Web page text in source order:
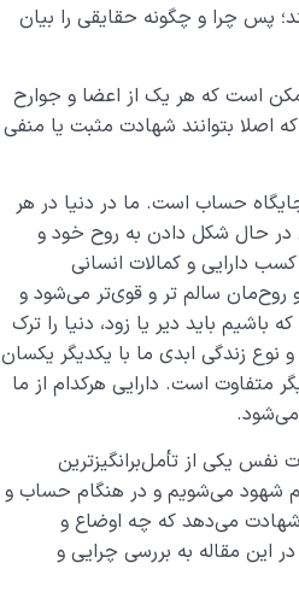
پس چرا و چگونه حقایقی را بیان
است که هر یک از اعضا و جوارح
بتوانند شهادت مثبت یا منفی
حساب است. ما در دنیا در هر
در حال شکل دادن به روح خود و
دارایی و کمالات انسانی
روح‌مان سالم تر و قوی‌تر می‌شود و
باید دیر یا زود، دنیا را ترک
نوع زندگی ابدی ما با یکدیگر یکسان
متفاوت است. دارایی هرکدام از ما
یکی از تأمل‌برانگیزترین
شهود می‌شویم و در هنگام حساب و
می‌دهد که چه اوضاع و
این مقاله به بررسی چرایی و